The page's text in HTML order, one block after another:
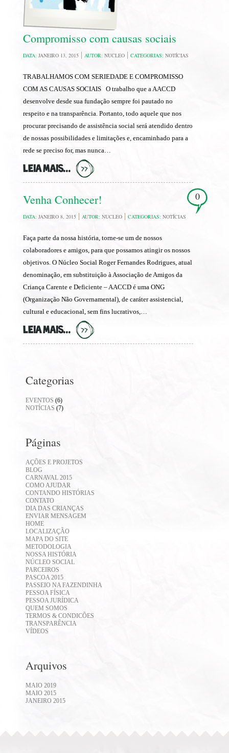
Compromisso com causas sociais
DATA: JANEIRO 13, 2015 AUTOR: NUCLEO CATEGORIAS: NOTÍCIAS
TRABALHAMOS COM SERIEDADE E COMPROMISSO
COM AS CAUSAS SOCIAIS O trabalho que a AACCD
desenvolve desde sua fundação sempre foi pautado no
respeito e na transparência. Portanto, todo aquele que nos
procurar precisando de assistência social será atendido dentro
de nossas possibilidades e limitações e, encaminhado para a
rede se preciso for, mas nunca…
LEIA MAIS...
Venha Conhecer!
DATA: JANEIRO 8, 2015 AUTOR: NUCLEO CATEGORIAS: NOTÍCIAS
0
Faça parte da nossa história, torne-se um de nossos
colaboradores e amigos, para que possamos atingir os nossos
objetivos. O Núcleo Social Roger Fernandes Rodrigues, atual
denominação, em substituição à Associação de Amigos da
Criança Carente e Deficiente – AACCD é uma ONG
(Organização Não Governamental), de caráter assistencial,
cultural e educacional, sem fins lucrativos,…
LEIA MAIS...
Categorias
EVENTOS (6)
NOTÍCIAS (7)
Páginas
AÇÕES E PROJETOS
BLOG
CARNAVAL 2015
COMO AJUDAR
CONTANDO HISTÓRIAS
CONTATO
DIA DAS CRIANÇAS
ENVIAR MENSAGEM
HOME
LOCALIZAÇÃO
MAPA DO SITE
METODOLOGIA
NOSSA HISTÓRIA
NÚCLEO SOCIAL
PARCEIROS
PASCOA 2015
PASSEIO NA FAZENDINHA
PESSOA FÍSICA
PESSOA JURÍDICA
QUEM SOMOS
TERMOS & CONDICÕES
TRANSPARÊNCIA
VÍDEOS
Arquivos
MAIO 2019
MAIO 2015
JANEIRO 2015